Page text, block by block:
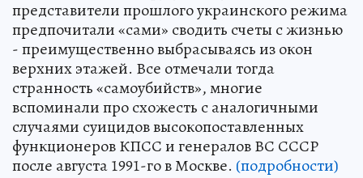
представители прошлого украинского режима
предпочитали «сами» сводить счеты с жизнью
- преимущественно выбрасываясь из окон
верхних этажей. Все отмечали тогда
странность «самоубийств», многие
вспоминали про схожесть с аналогичными
случаями суицидов высокопоставленных
функционеров КПСС и генералов ВС СССР
после августа 1991-го в Москве. (подробности)